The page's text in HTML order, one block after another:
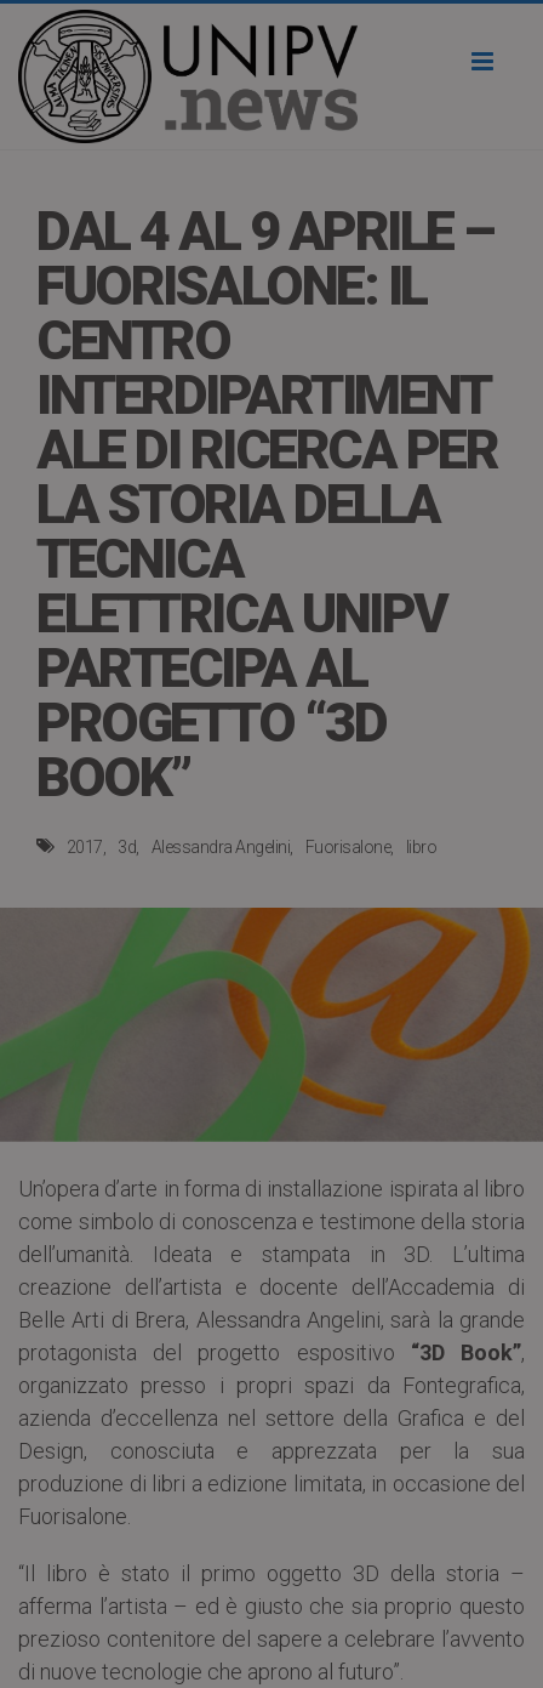
DAL 4 AL 9 APRILE –
FUORISALONE: IL
CENTRO
INTERDIPARTIMENT
ALE DI RICERCA PER
LA STORIA DELLA
TECNICA
ELETTRICA UNIPV
PARTECIPA AL
PROGETTO “3D
BOOK”
2017 3d Alessandra Angelini Fuorisalone libro
Un’opera d’arte in forma di installazione ispirata al libro
come simbolo di conoscenza e testimone della storia
dell’umanità. Ideata e stampata in 3D. L’ultima
creazione dell’artista e docente dell’Accademia di
Belle Arti di Brera, Alessandra Angelini, sarà la grande
protagonista del progetto espositivo “3D Book”,
organizzato presso i propri spazi da Fontegrafica,
azienda d’eccellenza nel settore della Grafica e del
Design, conosciuta e apprezzata per la sua
produzione di libri a edizione limitata, in occasione del
Fuorisalone.
“Il libro è stato il primo oggetto 3D della storia –
afferma l’artista – ed è giusto che sia proprio questo
prezioso contenitore del sapere a celebrare l’avvento
di nuove tecnologie che aprono al futuro”.